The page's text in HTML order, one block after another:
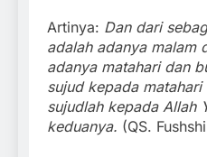
Artinya: Dan dari
adalah adanya malam
adanya matahari dan
sujud kepada
sujudlah kepada Allah
keduanya. (QS.